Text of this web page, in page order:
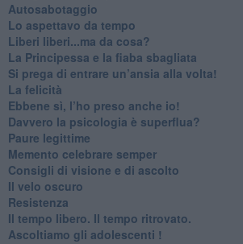
Autosabotaggio
​Lo aspettavo da tempo
​Liberi liberi...ma da cosa?
​La Principessa e la fiaba sbagliata
Si prega di entrare un’ansia alla volta!
​La felicità
​Ebbene sì, l’ho preso anche io!
​Davvero la psicologia è superflua?
Paure legittime
​Memento celebrare semper
​Consigli di visione e di ascolto
​Il velo oscuro
Resistenza
​Il tempo libero. Il tempo ritrovato.
Ascoltiamo gli adolescenti !